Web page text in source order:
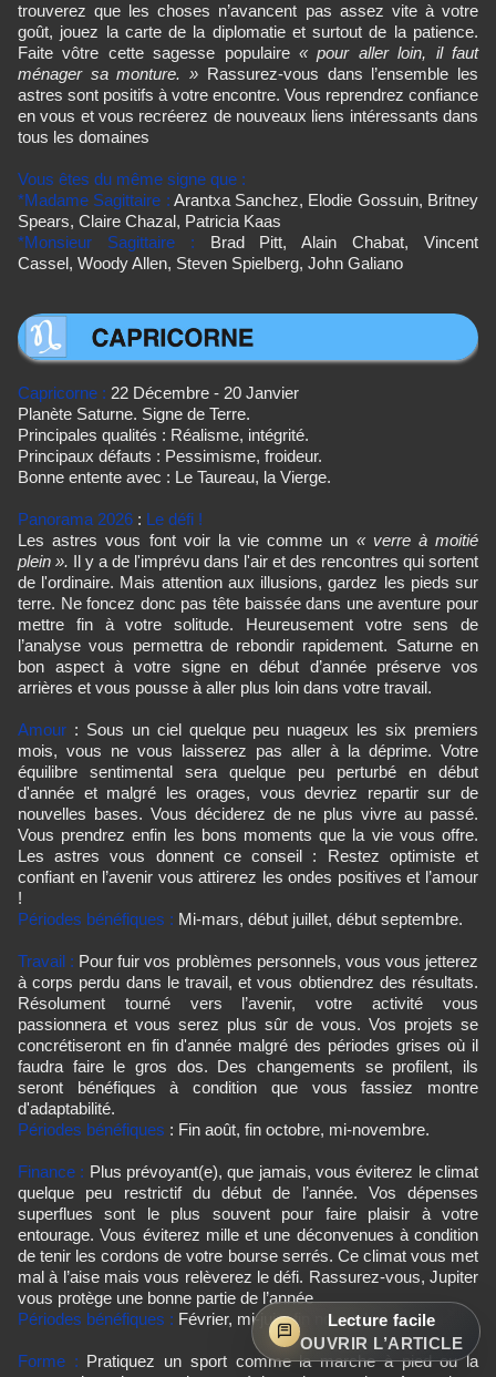
trouverez que les choses n’avancent pas assez vite à votre
goût, jouez la carte de la diplomatie et surtout de la patience.
Faite vôtre cette sagesse populaire « pour aller loin, il faut
ménager sa monture. » Rassurez-vous dans l’ensemble les
astres sont positifs à votre encontre. Vous reprendrez confiance
en vous et vous recréerez de nouveaux liens intéressants dans
tous les domaines
Vous êtes du même signe que :
*Madame Sagittaire : Arantxa Sanchez, Elodie Gossuin, Britney
Spears, Claire Chazal, Patricia Kaas
*Monsieur Sagittaire : Brad Pitt, Alain Chabat, Vincent
Cassel, Woody Allen, Steven Spielberg, John Galiano
Capricorne : 22 Décembre - 20 Janvier
Planète Saturne. Signe de Terre.
Principales qualités : Réalisme, intégrité.
Principaux défauts : Pessimisme, froideur.
Bonne entente avec : Le Taureau, la Vierge.
Panorama 2026 : Le défi !
Les astres vous font voir la vie comme un « verre à moitié
plein ». Il y a de l'imprévu dans l'air et des rencontres qui sortent
de l'ordinaire. Mais attention aux illusions, gardez les pieds sur
terre. Ne foncez donc pas tête baissée dans une aventure pour
mettre fin à votre solitude. Heureusement votre sens de
l’analyse vous permettra de rebondir rapidement. Saturne en
bon aspect à votre signe en début d’année préserve vos
arrières et vous pousse à aller plus loin dans votre travail.
Amour : Sous un ciel quelque peu nuageux les six premiers
mois, vous ne vous laisserez pas aller à la déprime. Votre
équilibre sentimental sera quelque peu perturbé en début
d'année et malgré les orages, vous devriez repartir sur de
nouvelles bases. Vous déciderez de ne plus vivre au passé.
Vous prendrez enfin les bons moments que la vie vous offre.
Les astres vous donnent ce conseil : Restez optimiste et
confiant en l’avenir vous attirerez les ondes positives et l’amour
!
Périodes bénéfiques : Mi-mars, début juillet, début septembre.
Travail : Pour fuir vos problèmes personnels, vous vous jetterez
à corps perdu dans le travail, et vous obtiendrez des résultats.
Résolument tourné vers l’avenir, votre activité vous
passionnera et vous serez plus sûr de vous. Vos projets se
concrétiseront en fin d'année malgré des périodes grises où il
faudra faire le gros dos. Des changements se profilent, ils
seront bénéfiques à condition que vous fassiez montre
d'adaptabilité.
Périodes bénéfiques : Fin août, fin octobre, mi-novembre.
Finance : Plus prévoyant(e), que jamais, vous éviterez le climat
quelque peu restrictif du début de l’année. Vos dépenses
superflues sont le plus souvent pour faire plaisir à votre
entourage. Vous éviterez mille et une déconvenues à condition
de tenir les cordons de votre bourse serrés. Ce climat vous met
mal à l’aise mais vous relèverez le défi. Rassurez-vous, Jupiter
vous protège une bonne partie de l’année
Périodes bénéfiques : Février, mi-juin, fin novembre.
Forme : Pratiquez un sport comme la marche à pied ou la
Lecture facile
OUVRIR L’ARTICLE